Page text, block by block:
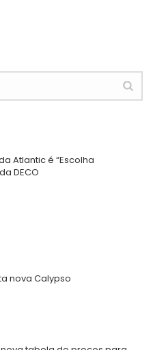
Atlantic é “Escolha
DECO
nova Calypso